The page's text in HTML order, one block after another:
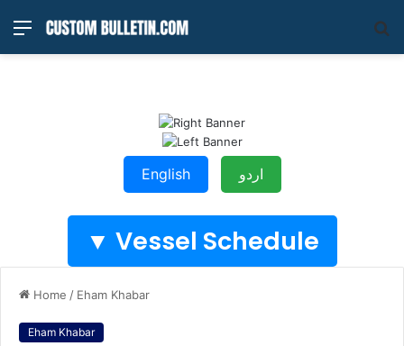
Menu
English اردو
Vessel Schedule ▼
Home / Eham Khabar
Eham Khabar